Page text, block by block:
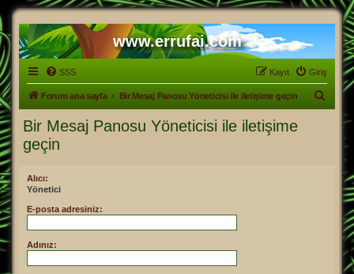
www.errufai.com
SSS Giriş
Kayıt
Forum ana sayfa Bir Mesaj Panosu Yöneticisi ile iletişime geçin
Bir Mesaj Panosu Yöneticisi ile iletişime
geçin
Alıcı:
Yönetici
E-posta adresiniz:
Adınız: